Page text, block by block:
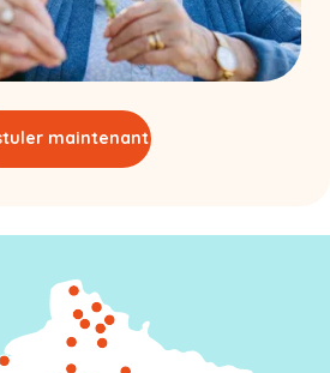
maintenant